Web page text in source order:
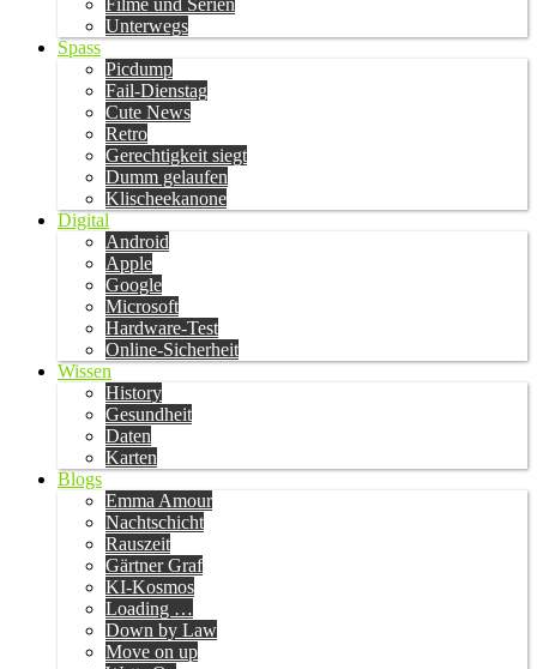
Filme und Serien
Unterwegs
Spass
Picdump
Fail-Dienstag
Cute News
Retro
Gerechtigkeit siegt
Dumm gelaufen
Klischeekanone
Digital
Android
Apple
Google
Microsoft
Hardware-Test
Online-Sicherheit
Wissen
History
Gesundheit
Daten
Karten
Blogs
Emma Amour
Nachtschicht
Rauszeit
Gärtner Graf
KI-Kosmos
Loading …
Down by Law
Move on up